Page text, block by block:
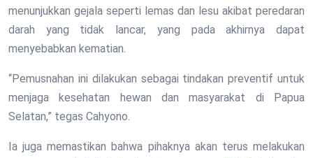
menunjukkan gejala seperti lemas dan lesu akibat peredaran
darah yang tidak lancar, yang pada akhirnya dapat
menyebabkan kematian.
“Pemusnahan ini dilakukan sebagai tindakan preventif untuk
menjaga kesehatan hewan dan masyarakat di Papua
Selatan,” tegas Cahyono.
Ia juga memastikan bahwa pihaknya akan terus melakukan